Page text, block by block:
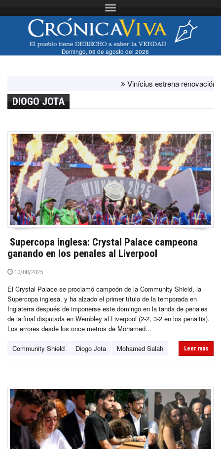
Toggle navigation
Domingo, 09 de agosto del 2026
Vinícius estrena renovación con
DIOGO JOTA
Supercopa inglesa: Crystal Palace campeona
ganando en los penales al Liverpool
10/08/2025
El Crystal Palace se proclamó campeón de la Community Shield, la
Supercopa inglesa, y ha alzado el primer título de la temporada en
Inglaterra después de imponerse este domingo en la tanda de penales
de la final disputada en Wembley al Liverpool (2-2, 3-2 en los penaltis).
Los errores desde los once metros de Mohamed...
Community Shield Diogo Jota Mohamed Salah Leer más